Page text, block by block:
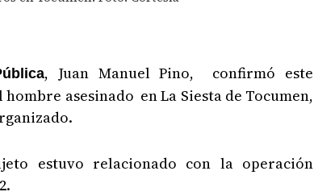
, Juan Manuel Pino, confirmó este
asesinado en La Siesta de Tocumen,
estuvo relacionado con la operación